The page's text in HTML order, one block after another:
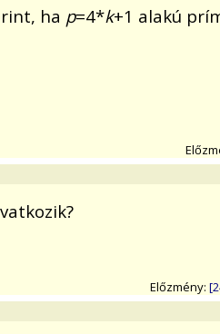
ha p=4*k+1 alakú
Előzmény: